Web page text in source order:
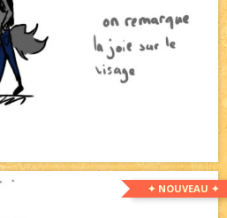
✦ NOUVEAU ✦